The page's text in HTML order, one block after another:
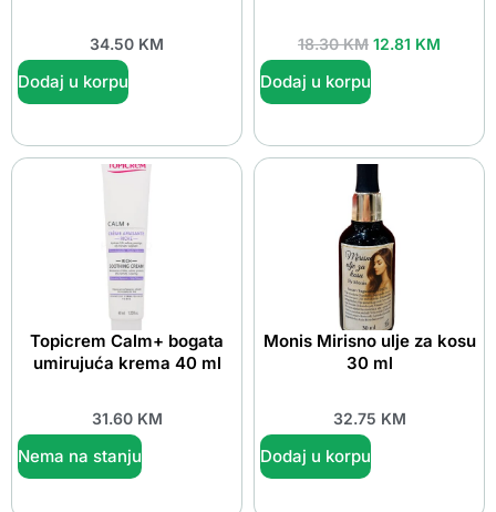
34.50 KM
Dodaj u korpu
18.30KM 12.81 KM
Dodaj u korpu
Topicrem Calm+ bogata
umirujuća krema 40 ml
31.60 KM
Nema na stanju
Monis Mirisno ulje za kosu
30 ml
32.75 KM
Dodaj u korpu